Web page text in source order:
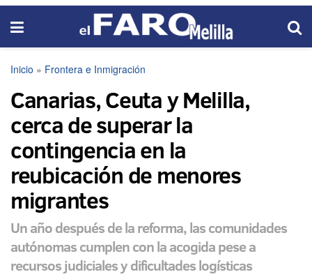
Inicio » Frontera e Inmigración
Canarias, Ceuta y Melilla,
cerca de superar la
contingencia en la
reubicación de menores
migrantes
Un año después de la reforma, las comunidades
autónomas cumplen con la acogida pese a
recursos judiciales y dificultades logísticas